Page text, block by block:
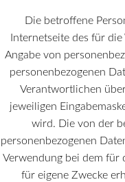
Die betroffene
Internetseite des für
Angabe von
personenbezogenen
Verantwortlichen
jeweiligen
wird. Die von der
personenbezogenen
Verwendung bei dem für
für eigene Zwecke